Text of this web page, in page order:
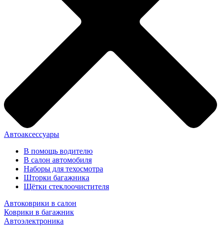
Автоаксессуары
В помощь водителю
В салон автомобиля
Наборы для техосмотра
Шторки багажника
Щётки стеклоочистителя
Автоковрики в салон
Коврики в багажник
Автоэлектроника